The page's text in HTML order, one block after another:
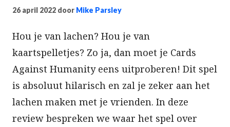
26 april 2022 door Mike Parsley
Hou je van lachen? Hou je van
kaartspelletjes? Zo ja, dan moet je Cards
Against Humanity eens uitproberen! Dit spel
is absoluut hilarisch en zal je zeker aan het
lachen maken met je vrienden. In deze
review bespreken we waar het spel over